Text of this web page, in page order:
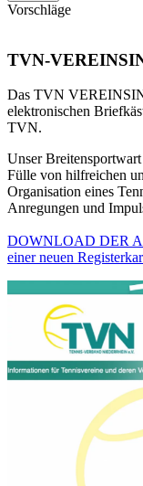
Vorschläge
TVN-
Das TVN
elektronischen
TVN.
Unser
Fülle von hilfreichen
Organisation eines
Anregungen und
DOWNLOAD DER
einer neuen